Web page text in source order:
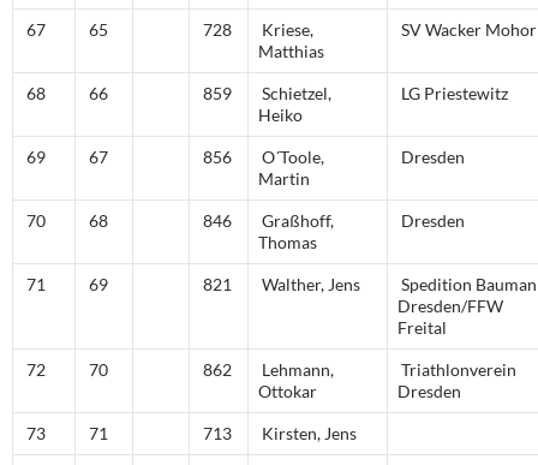
67 65 728
Kriese,
Matthias
SV Wacker
68 66 859
Schietzel,
Heiko
LG Priestewitz
69 67 856
O´Toole,
Martin
Dresden
70 68 846
Graßhoff,
Thomas
Dresden
71 69 821 Walther, Jens
Spedition
Dresden/FFW
Freital
72 70 862
Lehmann,
Ottokar
Triathlonverein
Dresden
73 71 713 Kirsten, Jens